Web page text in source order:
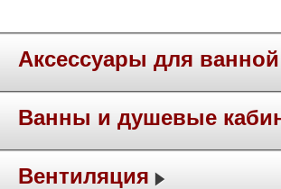
Аксессуары для
Ванны и душевые
Вентиляция